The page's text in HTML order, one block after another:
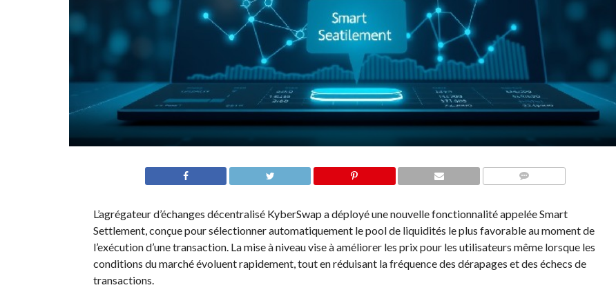
L’agrégateur d’échanges décentralisé KyberSwap a déployé une nouvelle fonctionnalité appelée Smart
Settlement, conçue pour sélectionner automatiquement le pool de liquidités le plus favorable au moment de
l’exécution d’une transaction. La mise à niveau vise à améliorer les prix pour les utilisateurs même lorsque les
conditions du marché évoluent rapidement, tout en réduisant la fréquence des dérapages et des échecs de
transactions.